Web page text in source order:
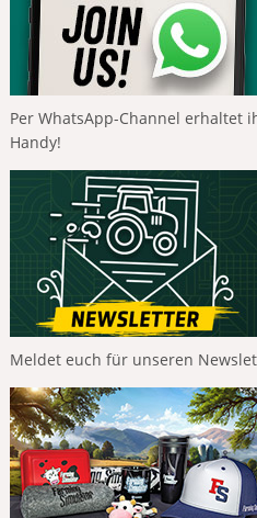
Per WhatsApp-Channel erhaltet
Handy!
Meldet euch für unseren